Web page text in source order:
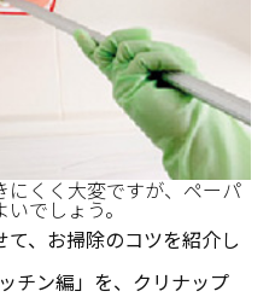
くく大変ですが、ペーパ
いでしょう。
、お掃除のコツを紹介し
チン編」を、クリナップ